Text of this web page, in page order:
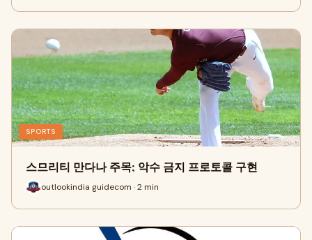
SPORTS
스므리티 만다나 주목; 악수 금지 프로토콜 구현
outlookindia guidecom · 2 min